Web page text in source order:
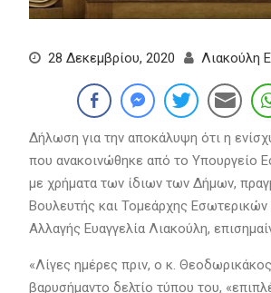
28 Δεκεμβρίου, 2020 Λιακούλη
Δήλωση για την αποκάλυψη ότι η
που ανακοινώθηκε από το Υπουργείο
με χρήματα των ίδιων των Δήμων,
Βουλευτής και Τομεάρχης Εσωτερικών
Αλλαγής Ευαγγελία Λιακούλη,
«Λίγες ημέρες πριν, ο κ.
βαρυσήμαντο δελτίο τύπου του,